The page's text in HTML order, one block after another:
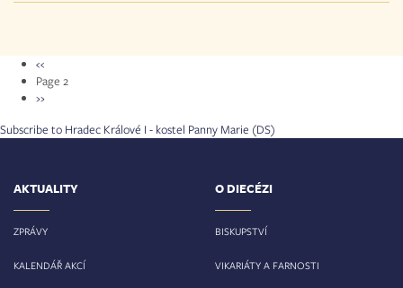
Pagination
Předchozí
stránka
‹‹
Page 2
Následující
››
Subscribe to Hradec Králové I - kostel Panny Marie (DS)
AKTUALITY
ZPRÁVY
KALENDÁŘ AKCÍ
O DIECÉZI
BISKUPSTVÍ
VIKARIÁTY A FARNOSTI